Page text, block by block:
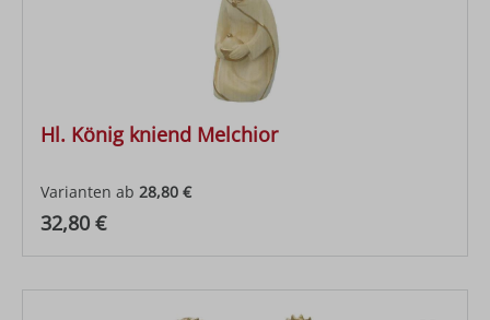
Hl. König kniend Melchior
Varianten ab 28,80 €
Regulärer Preis:
32,80 €